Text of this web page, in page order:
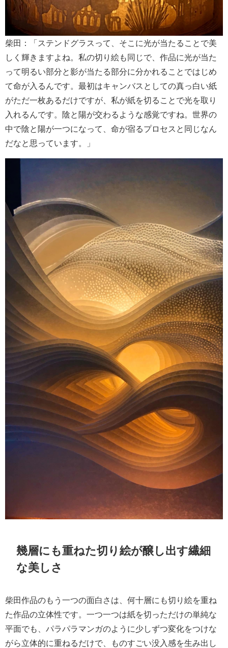
柴田：「ステンドグラスって、そこに光が当たることで美
しく輝きますよね。私の切り絵も同じで、作品に光が当た
って明るい部分と影が当たる部分に分かれることではじめ
て命が入るんです。最初はキャンバスとしての真っ白い紙
がただ一枚あるだけですが、私が紙を切ることで光を取り
入れるんです。陰と陽が交わるような感覚ですね。世界の
中で陰と陽が一つになって、命が宿るプロセスと同じなん
だなと思っています。」
幾層にも重ねた切り絵が醸し出す繊細
な美しさ
柴田作品のもう一つの面白さは、何十層にも切り絵を重ね
た作品の立体性です。一つ一つは紙を切っただけの単純な
平面でも、パラパラマンガのように少しずつ変化をつけな
がら立体的に重ねるだけで、ものすごい没入感を生み出し